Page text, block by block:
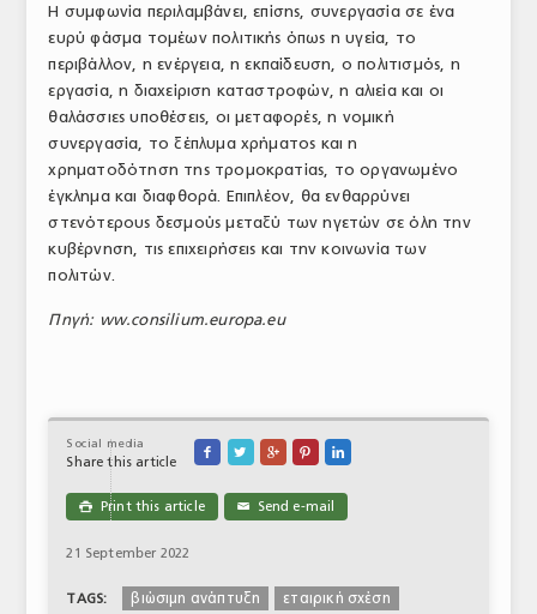
Η συμφωνία περιλαμβάνει, επίσης, συνεργασία σε ένα
ευρύ φάσμα τομέων πολιτικής όπως η υγεία, το
περιβάλλον, η ενέργεια, η εκπαίδευση, ο πολιτισμός, η
εργασία, η διαχείριση καταστροφών, η αλιεία και οι
θαλάσσιες υποθέσεις, οι μεταφορές, η νομική
συνεργασία, το ξέπλυμα χρήματος και η
χρηματοδότηση της τρομοκρατίας, το οργανωμένο
έγκλημα και διαφθορά. Επιπλέον, θα ενθαρρύνει
στενότερους δεσμούς μεταξύ των ηγετών σε όλη την
κυβέρνηση, τις επιχειρήσεις και την κοινωνία των
πολιτών.
Πηγή: ww.consilium.europa.eu
Social media
Share this article
    
 Print this article ✉ Send e-mail
21 September 2022
TAGS: βιώσιμη ανάπτυξη
εταιρική σχέση